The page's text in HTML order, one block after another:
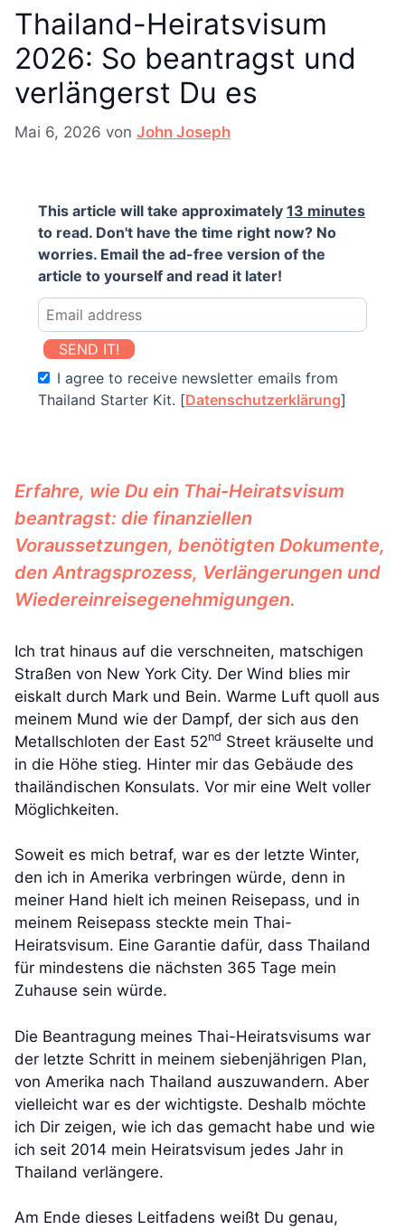
Thailand-Heiratsvisum
2026: So beantragst und
verlängerst Du es
Mai 6, 2026 von John Joseph
This article will take approximately 13 minutes
to read. Don't have the time right now? No
worries. Email the ad-free version of the
article to yourself and read it later!
SEND IT!
I agree to receive newsletter emails from
Thailand Starter Kit. [Datenschutzerklärung]
Erfahre, wie Du ein Thai-Heiratsvisum
beantragst: die finanziellen
Voraussetzungen, benötigten Dokumente,
den Antragsprozess, Verlängerungen und
Wiedereinreisegenehmigungen.
Ich trat hinaus auf die verschneiten, matschigen
Straßen von New York City. Der Wind blies mir
eiskalt durch Mark und Bein. Warme Luft quoll aus
meinem Mund wie der Dampf, der sich aus den
Metallschloten der East 52nd Street kräuselte und
in die Höhe stieg. Hinter mir das Gebäude des
thailändischen Konsulats. Vor mir eine Welt voller
Möglichkeiten.
Soweit es mich betraf, war es der letzte Winter,
den ich in Amerika verbringen würde, denn in
meiner Hand hielt ich meinen Reisepass, und in
meinem Reisepass steckte mein Thai-
Heiratsvisum. Eine Garantie dafür, dass Thailand
für mindestens die nächsten 365 Tage mein
Zuhause sein würde.
Die Beantragung meines Thai-Heiratsvisums war
der letzte Schritt in meinem siebenjährigen Plan,
von Amerika nach Thailand auszuwandern. Aber
vielleicht war es der wichtigste. Deshalb möchte
ich Dir zeigen, wie ich das gemacht habe und wie
ich seit 2014 mein Heiratsvisum jedes Jahr in
Thailand verlängere.
Am Ende dieses Leitfadens weißt Du genau,